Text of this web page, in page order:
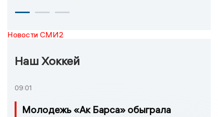
Новости СМИ2
Наш Хоккей
09:01
Молодежь «Ак Барса» обыграла